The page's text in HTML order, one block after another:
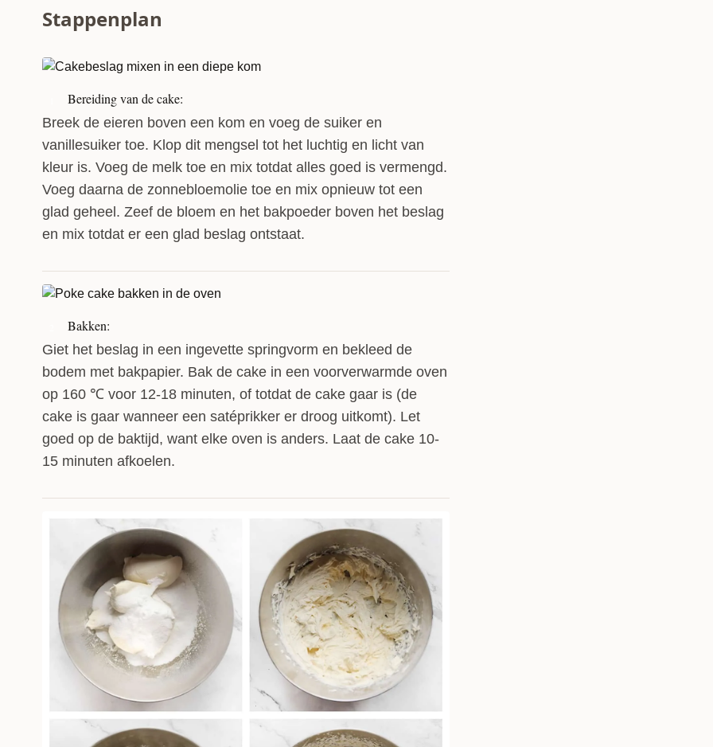
Stappenplan
Bereiding van de cake:
Breek de eieren boven een kom en voeg de suiker en
vanillesuiker toe. Klop dit mengsel tot het luchtig en licht van
kleur is. Voeg de melk toe en mix totdat alles goed is vermengd.
Voeg daarna de zonnebloemolie toe en mix opnieuw tot een
glad geheel. Zeef de bloem en het bakpoeder boven het beslag
en mix totdat er een glad beslag ontstaat.
Bakken:
Giet het beslag in een ingevette springvorm en bekleed de
bodem met bakpapier. Bak de cake in een voorverwarmde oven
op 160 ℃ voor 12-18 minuten, of totdat de cake gaar is (de
cake is gaar wanneer een satéprikker er droog uitkomt). Let
goed op de baktijd, want elke oven is anders. Laat de cake 10-
15 minuten afkoelen.